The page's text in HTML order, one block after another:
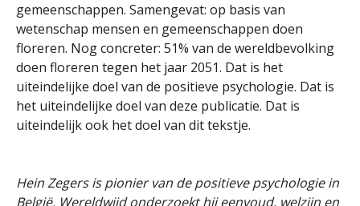
gemeenschappen. Samengevat: op basis van
wetenschap mensen en gemeenschappen doen
floreren. Nog concreter: 51% van de wereldbevolking
doen floreren tegen het jaar 2051. Dat is het
uiteindelijke doel van de positieve psychologie. Dat is
het uiteindelijke doel van deze publicatie. Dat is
uiteindelijk ook het doel van dit tekstje.
Hein Zegers is pionier van de positieve psychologie in
België. Wereldwijd onderzoekt hij eenvoud, welzijn en